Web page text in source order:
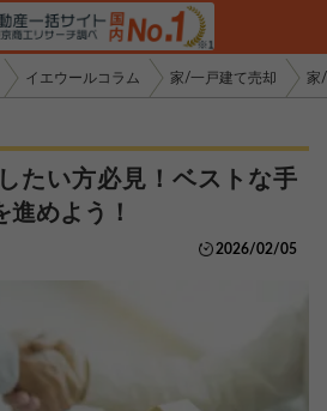
イエウールコラム 家/一戸建て売却 家
たい方必見！ベストな手
進めよう！
2026/02/05